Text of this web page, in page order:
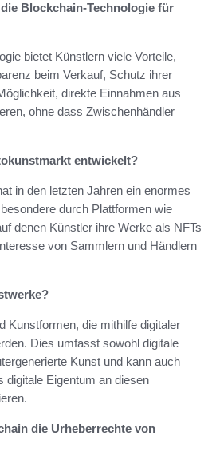
Blockchain-Technologie für
bietet Künstlern viele Vorteile,
beim Verkauf, Schutz ihrer
direkte Einnahmen aus
ohne dass Zwischenhändler
entwickelt?
in den letzten Jahren ein enormes
durch Plattformen wie
denen Künstler ihre Werke als NFTs
von Sammlern und Händlern
Kunstformen, die mithilfe digitaler
Dies umfasst sowohl digitale
Kunst und kann auch
digitale Eigentum an diesen
die Urheberrechte von